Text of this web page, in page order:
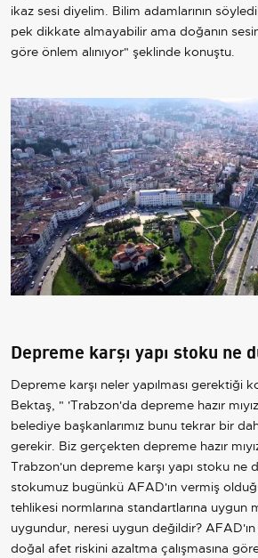
ikaz sesi diyelim. Bilim adamlarının
pek dikkate almayabilir ama doğanın
göre önlem alınıyor" şeklinde konuştu.
Depreme karşı yapı stoku ne
Depreme karşı neler yapılması gerektiği
Bektaş, " 'Trabzon'da depreme hazır
belediye başkanlarımız bunu tekrar bir
gerekir. Biz gerçekten depreme hazır
Trabzon'un depreme karşı yapı stoku ne
stokumuz bugünkü AFAD'ın vermiş
tehlikesi normlarına standartlarına uygun
uygundur, neresi uygun değildir? AFAD'ın
doğal afet riskini azaltma çalışmasına